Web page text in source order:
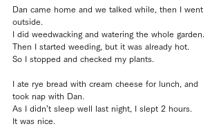
Dan came home and we talked while, then I went
outside.
I did weedwacking and watering the whole garden.
Then I started weeding, but it was already hot.
So I stopped and checked my plants.
I ate rye bread with cream cheese for lunch, and
took nap with Dan.
As I didn’t sleep well last night, I slept 2 hours.
It was nice.